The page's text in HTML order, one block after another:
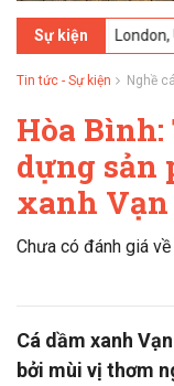
Sự kiện
2026 London, UK -
Tin tức - Sự kiện Nghề
Hòa
dựng sản
xanh
Chưa có đánh giá
Cá dầm xanh
bởi mùi vị thơm